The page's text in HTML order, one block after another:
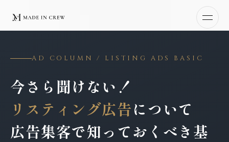
AD COLUMN / LISTING ADS BASIC
今さら聞けない！
リスティング広告について
広告集客で知っておくべき基